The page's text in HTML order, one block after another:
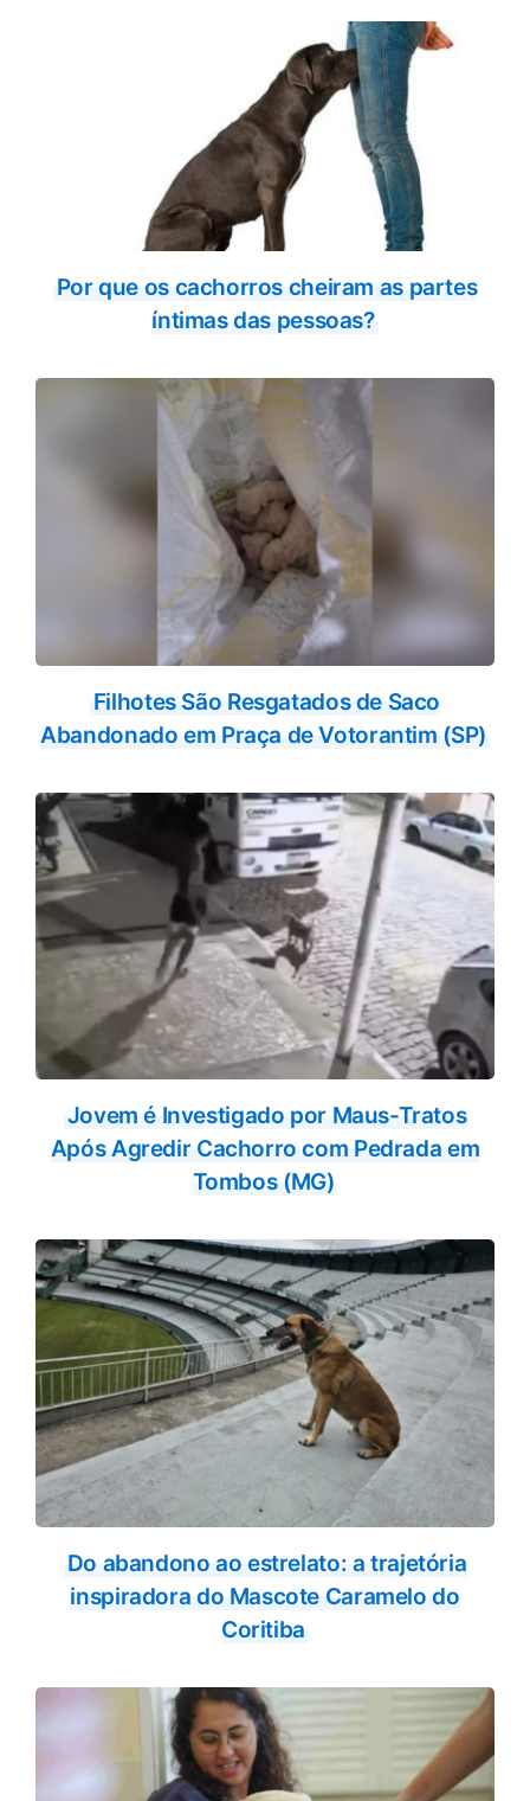
Por que os cachorros cheiram as partes
íntimas das pessoas?
Filhotes São Resgatados de Saco
Abandonado em Praça de Votorantim (SP)
Jovem é Investigado por Maus-Tratos
Após Agredir Cachorro com Pedrada em
Tombos (MG)
Do abandono ao estrelato: a trajetória
inspiradora do Mascote Caramelo do
Coritiba